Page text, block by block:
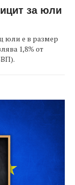
за юли
юли е в размер
1,8% от